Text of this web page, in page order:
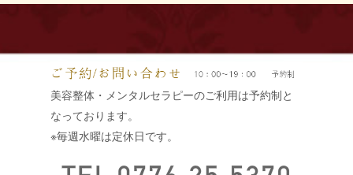
美容整体・メンタルセラピーのご利用は予約制と
なっております。
※毎週水曜は定休日です。